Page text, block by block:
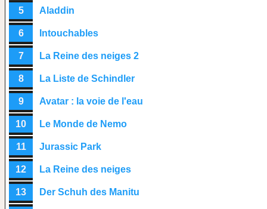
5 Aladdin
6 Intouchables
7 La Reine des neiges 2
8 La Liste de Schindler
9 Avatar : la voie de l'eau
10 Le Monde de Nemo
11 Jurassic Park
12 La Reine des neiges
13 Der Schuh des Manitu